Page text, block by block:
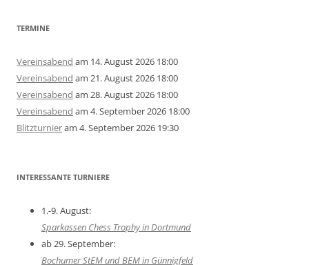
TERMINE
Vereinsabend am 14. August 2026 18:00
Vereinsabend am 21. August 2026 18:00
Vereinsabend am 28. August 2026 18:00
Vereinsabend am 4. September 2026 18:00
Blitzturnieram 4. September 2026 19:30
INTERESSANTE TURNIERE
1.-9. August:
Sparkassen Chess Trophy in Dortmund
ab 29. September:
Bochumer StEM und BEM in Günnigfeld